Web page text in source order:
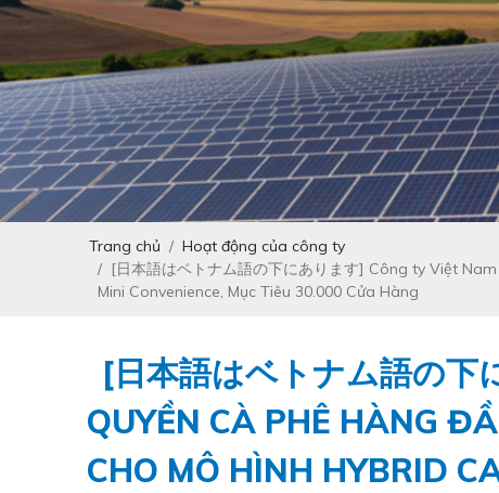
Trang chủ
Hoạt động của công ty
[日本語はベトナム語の下にあります] Công ty Việt
Mini Convenience, Mục Tiêu 30.000 Cửa Hàng
[日本語はベトナム語の下
QUYỀN CÀ PHÊ HÀNG
CHO MÔ HÌNH HYBRID